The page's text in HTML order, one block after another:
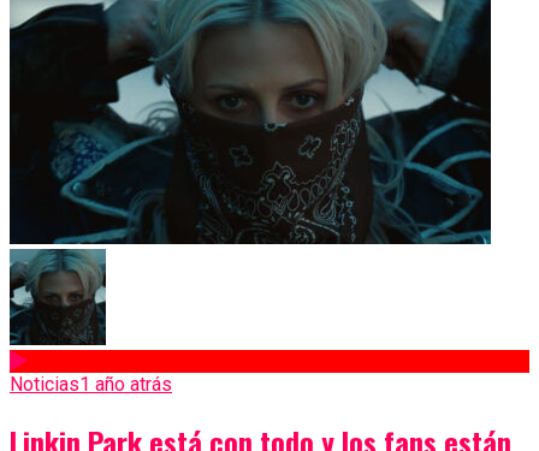
Noticias1 año atrás
Linkin Park está con todo y los fans están